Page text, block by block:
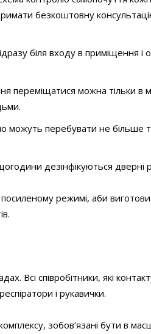
безкоштовну
біля входу в приміщення і
переміщатися можна тільки в
можуть перебувати не більше
дезінфікуються дверні
режимі, аби
Всі співробітники, які
і рукавички.
зобов’язані бути в